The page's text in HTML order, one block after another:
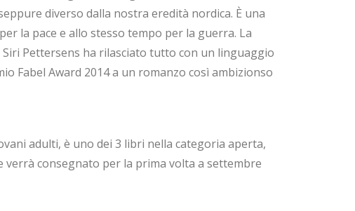
diverso dalla nostra eredità nordica. È una
la pace e allo stesso tempo per la guerra. La
Pettersens ha rilasciato tutto con un linguaggio
Fabel Award 2014 a un romanzo così ambizionso
adulti, è uno dei 3 libri nella categoria aperta,
verrà consegnato per la prima volta a settembre